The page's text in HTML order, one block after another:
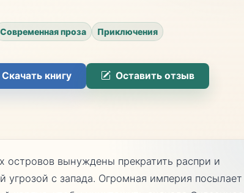
Современная проза Приключения
Скачать книгу Оставить отзыв
островов вынуждены прекратить распри и
угрозой с запада. Огромная империя посылает